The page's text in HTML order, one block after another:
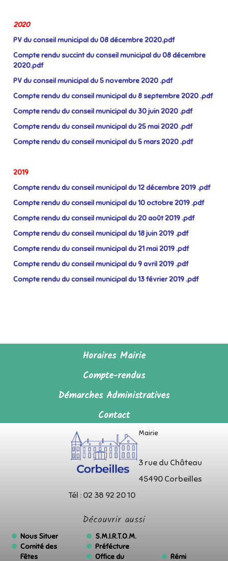
2020
PV du conseil municipal du 08 décembre 2020.pdf
Compte rendu succint du conseil municipal du 08 décembre
2020.pdf
PV du conseil municipal du 5 novembre 2020 .pdf
Compte rendu du conseil municipal du 8 septembre 2020 .pdf
Compte rendu du conseil municipal du 30 juin 2020 .pdf
Compte rendu du conseil municipal du 25 mai 2020 .pdf
Compte rendu du conseil municipal du 5 mars 2020 .pdf
2019
Compte rendu du conseil municipal du 12 décembre 2019 .pdf
Compte rendu du conseil municipal du 10 octobre 2019 .pdf
Compte rendu du conseil municipal du 20 août 2019 .pdf
Compte rendu du conseil municipal du 18 juin 2019 .pdf
Compte rendu du conseil municipal du 21 mai 2019 .pdf
Compte rendu du conseil municipal du 9 avril 2019 .pdf
Compte rendu du conseil municipal du 13 février 2019 .pdf
Horaires Mairie
Compte-rendus
Démarches Administratives
Contact
Mairie
3 rue du Château
45490 Corbeilles
Tél : 02 38 92 20 10
Découvrir aussi
Nous Situer
Comité des
Fêtes
S.M.I.R.T.O.M.
Préfécture
Office du
Rémi